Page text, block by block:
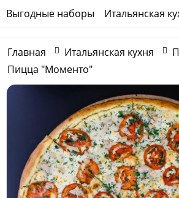
Выгодные наборы Итальянская
Главная Итальянская кухня
Пицца "Моменто"